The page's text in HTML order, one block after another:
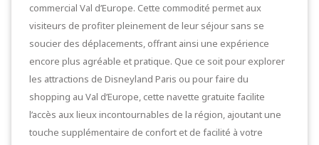
commercial Val d’Europe. Cette commodité permet aux
visiteurs de profiter pleinement de leur séjour sans se
soucier des déplacements, offrant ainsi une expérience
encore plus agréable et pratique. Que ce soit pour explorer
les attractions de Disneyland Paris ou pour faire du
shopping au Val d’Europe, cette navette gratuite facilite
l’accès aux lieux incontournables de la région, ajoutant une
touche supplémentaire de confort et de facilité à votre